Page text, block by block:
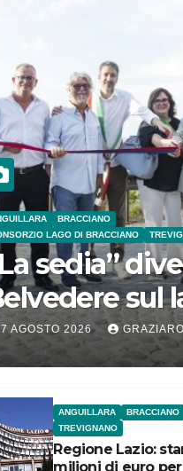
BRACCIANO
LAGO DI BRACCIANO
sedia”
sul
ieri
7 AGOSTO 2026
ANGUILLARA BRACCIANO
TREVIGNANO
Regione Lazio:
milioni di euro per